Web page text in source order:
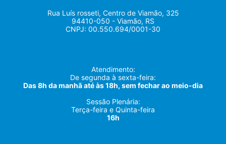
Rua Luís rosseti, Centro de Viamão, 325
94410-050 - Viamão, RS
CNPJ: 00.550.694/0001-30
Atendimento:
De segunda à sexta-feira:
Das 8h da manhã até às 18h, sem fechar ao meio-dia
Sessão Plenária:
Terça-feira e Quinta-feira
16h